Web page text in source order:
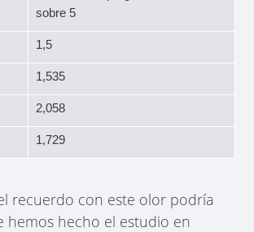
sobre 5
1,5
1,535
2,058
1,729
recuerdo con este olor podría
hemos hecho el estudio en